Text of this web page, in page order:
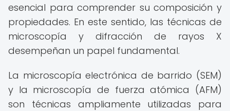
esencial para comprender su composición y
propiedades. En este sentido, las técnicas de
microscopía y difracción de rayos X
desempeñan un papel fundamental.
La microscopía electrónica de barrido (SEM)
y la microscopía de fuerza atómica (AFM)
son técnicas ampliamente utilizadas para